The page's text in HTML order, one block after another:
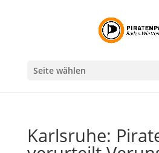
Seite wählen
Karlsruhe: